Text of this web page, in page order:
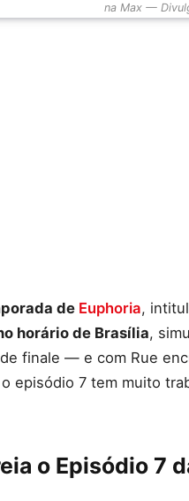
na Max —
de Euphoria,
horário de Brasília,
finale — e com Rue
episódio 7 tem muito
o Episódio 7